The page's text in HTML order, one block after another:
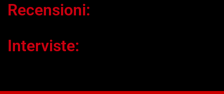
Recensioni:
Interviste: